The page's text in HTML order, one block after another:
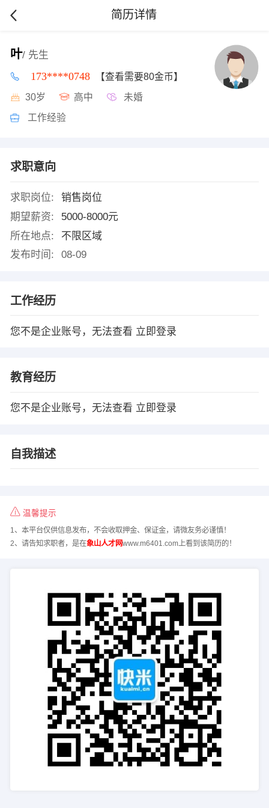
简历详情
叶/ 先生
173****0748 【查看需要80金币】
30岁 高中 未婚
工作经验
求职意向
求职岗位:
销售岗位
期望薪资:
5000-8000元
所在地点:
不限区域
发布时间:
08-09
工作经历
您不是企业账号，无法查看 立即登录
教育经历
您不是企业账号，无法查看 立即登录
自我描述
温馨提示
1、本平台仅供信息发布，不会收取押金、保证金，请微友务必谨慎！
2、请告知求职者，是在象山人才网www.m6401.com上看到该简历的！